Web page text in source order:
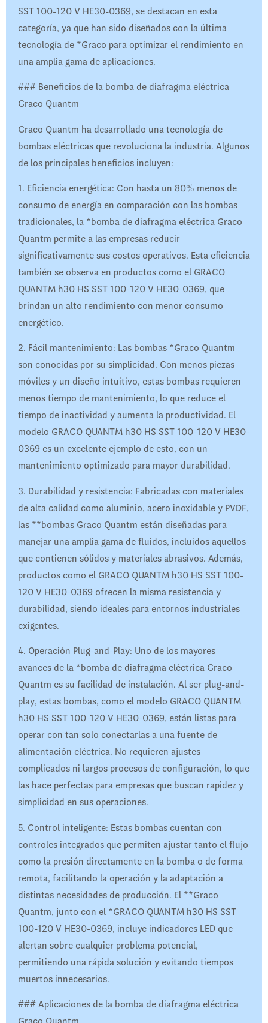
SST 100-120 V HE30-0369, se destacan en esta
categoría, ya que han sido diseñados con la última
tecnología de *Graco para optimizar el rendimiento en
una amplia gama de aplicaciones.
### Beneficios de la bomba de diafragma eléctrica
Graco Quantm
Graco Quantm ha desarrollado una tecnología de
bombas eléctricas que revoluciona la industria. Algunos
de los principales beneficios incluyen:
1. Eficiencia energética: Con hasta un 80% menos de
consumo de energía en comparación con las bombas
tradicionales, la *bomba de diafragma eléctrica Graco
Quantm permite a las empresas reducir
significativamente sus costos operativos. Esta eficiencia
también se observa en productos como el GRACO
QUANTM h30 HS SST 100-120 V HE30-0369, que
brindan un alto rendimiento con menor consumo
energético.
2. Fácil mantenimiento: Las bombas *Graco Quantm
son conocidas por su simplicidad. Con menos piezas
móviles y un diseño intuitivo, estas bombas requieren
menos tiempo de mantenimiento, lo que reduce el
tiempo de inactividad y aumenta la productividad. El
modelo GRACO QUANTM h30 HS SST 100-120 V HE30-
0369 es un excelente ejemplo de esto, con un
mantenimiento optimizado para mayor durabilidad.
3. Durabilidad y resistencia: Fabricadas con materiales
de alta calidad como aluminio, acero inoxidable y PVDF,
las **bombas Graco Quantm están diseñadas para
manejar una amplia gama de fluidos, incluidos aquellos
que contienen sólidos y materiales abrasivos. Además,
productos como el GRACO QUANTM h30 HS SST 100-
120 V HE30-0369 ofrecen la misma resistencia y
durabilidad, siendo ideales para entornos industriales
exigentes.
4. Operación Plug-and-Play: Uno de los mayores
avances de la *bomba de diafragma eléctrica Graco
Quantm es su facilidad de instalación. Al ser plug-and-
play, estas bombas, como el modelo GRACO QUANTM
h30 HS SST 100-120 V HE30-0369, están listas para
operar con tan solo conectarlas a una fuente de
alimentación eléctrica. No requieren ajustes
complicados ni largos procesos de configuración, lo que
las hace perfectas para empresas que buscan rapidez y
simplicidad en sus operaciones.
5. Control inteligente: Estas bombas cuentan con
controles integrados que permiten ajustar tanto el flujo
como la presión directamente en la bomba o de forma
remota, facilitando la operación y la adaptación a
distintas necesidades de producción. El **Graco
Quantm, junto con el *GRACO QUANTM h30 HS SST
100-120 V HE30-0369, incluye indicadores LED que
alertan sobre cualquier problema potencial,
permitiendo una rápida solución y evitando tiempos
muertos innecesarios.
### Aplicaciones de la bomba de diafragma eléctrica